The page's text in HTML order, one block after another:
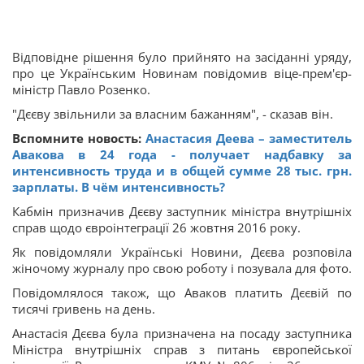
Відповідне рішення було прийнято на засіданні уряду,
про це Українським Новинам повідомив віце-прем'єр-
міністр Павло Розенко.
"Дєєву звільнили за власним бажанням", - сказав він.
Вспомните новость: Анастасия Деева – заместитель
Авакова в 24 года - получает надбавку за
интенсивность труда и в общей сумме 28 тыс. грн.
зарплаты. В чём интенсивность?
Кабмін призначив Дєєву заступник міністра внутрішніх
справ щодо євроінтеграції 26 жовтня 2016 року.
Як повідомляли Українські Новини, Дєєва розповіла
жіночому журналу про свою роботу і позувала для фото.
Повідомлялося також, що Аваков платить Дєєвій по
тисячі гривень на день.
Анастасія Дєєва була призначена на посаду заступника
Міністра внутрішніх справ з питань європейської